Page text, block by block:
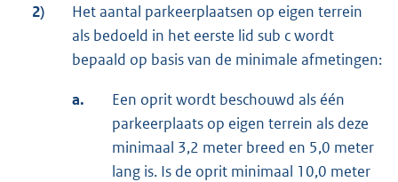
2)
Het aantal parkeerplaatsen op eigen terrein
als bedoeld in het eerste lid sub c wordt
bepaald op basis van de minimale afmetingen:
a.
Een oprit wordt beschouwd als één
parkeerplaats op eigen terrein als deze
minimaal 3,2 meter breed en 5,0 meter
lang is. Is de oprit minimaal 10,0 meter